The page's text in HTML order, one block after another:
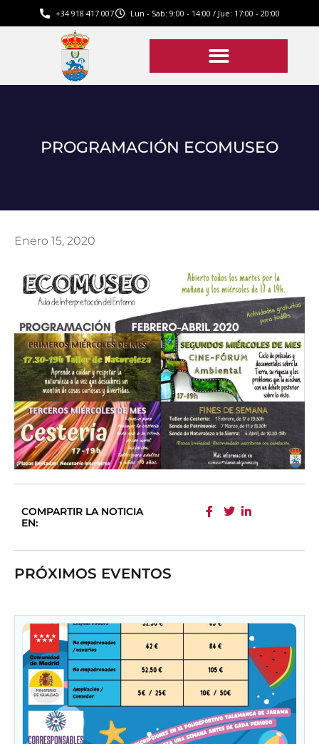
+34 918 417 007 Lun - Sab: 9:00 - 14:00 / Jue: 17:00 - 20:00
PROGRAMACIÓN ECOMUSEO
Enero 15, 2020
COMPARTIR LA NOTICIA
EN:
PRÓXIMOS EVENTOS